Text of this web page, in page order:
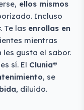
ellos mismos
Incluso
. Te las enrollas en
mientras
gusta el sabor.
sí. El Clunia®
, se
, diluido.